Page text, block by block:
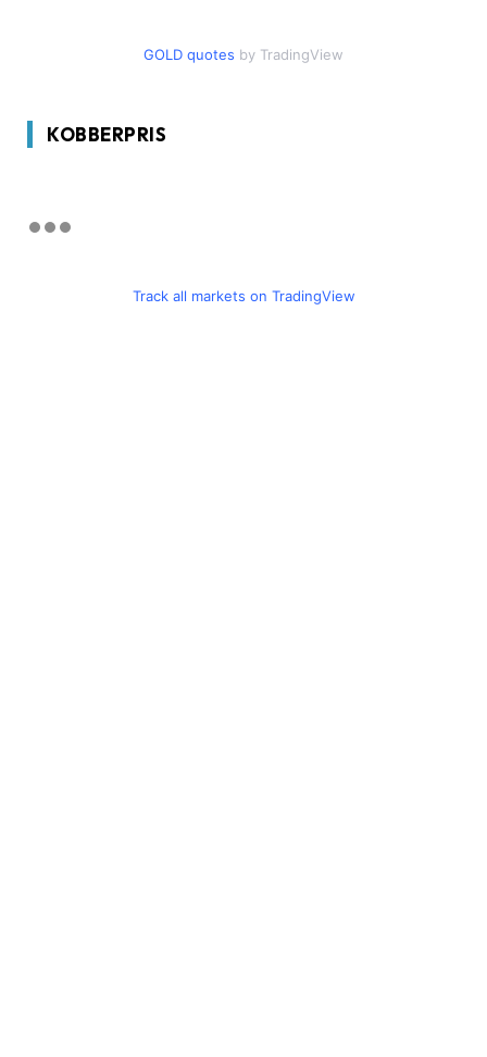
GOLD quotes by TradingView
KOBBERPRIS
Track all markets on TradingView